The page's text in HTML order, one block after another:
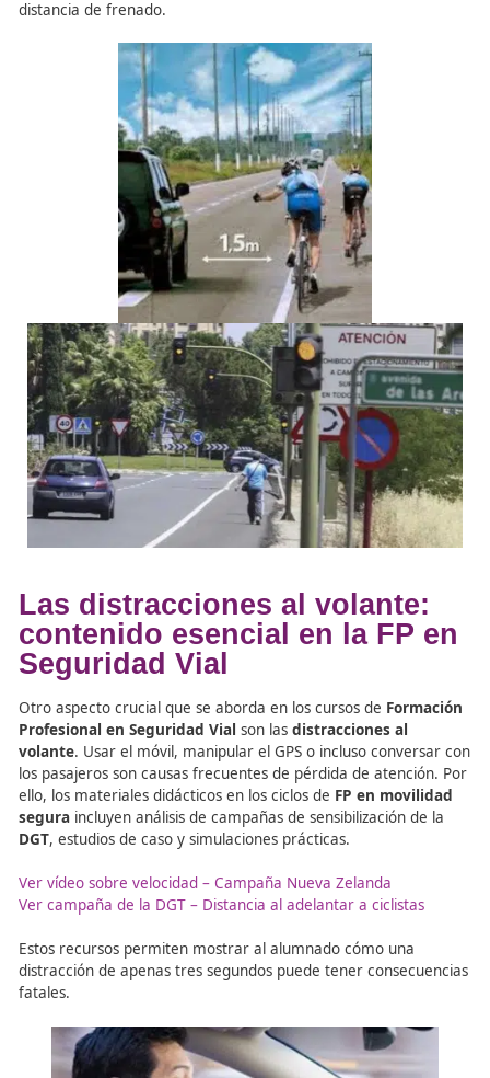
Junto con la velocidad, la
pilares en la enseñanza de laeducación vial dentro de
No respetarla puede provocar colisiones por alcance,
tipologías más frecuentes de accidente. En los
Técnico Superior en Movilidad Segura y Sostenible
enseñan métodos prácticos como el «método de los dos
segundos», que permite calcular una distancia segura
vehículo anterior.
Este conocimiento debe complementarse con
la influencia del estado psicofísico del conductor, la
consumo de sustancias o el estado mecánico del
variables que inciden directamente en el tiempo de
distancia de frenado.
Las distracciones al